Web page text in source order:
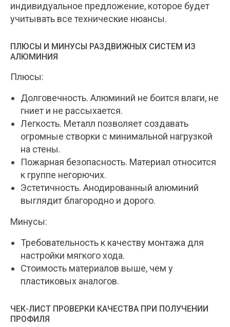
индивидуальное предложение, которое будет
учитывать все технические нюансы.
ПЛЮСЫ И МИНУСЫ РАЗДВИЖНЫХ СИСТЕМ ИЗ
АЛЮМИНИЯ
Плюсы:
Долговечность. Алюминий не боится влаги, не
гниет и не рассыхается.
Легкость. Металл позволяет создавать
огромные створки с минимальной нагрузкой
на стены.
Пожарная безопасность. Материал относится
к группе негорючих.
Эстетичность. Анодированный алюминий
выглядит благородно и дорого.
Минусы:
Требовательность к качеству монтажа для
настройки мягкого хода.
Стоимость материалов выше, чем у
пластиковых аналогов.
ЧЕК-ЛИСТ ПРОВЕРКИ КАЧЕСТВА ПРИ ПОЛУЧЕНИИ
ПРОФИЛЯ